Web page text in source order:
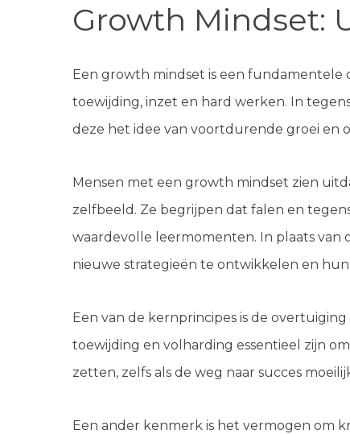
Growth Mindset:
Een growth mindset is een
toewijding, inzet en hard werken. In
deze het idee van voortdurende groei en
Mensen met een growth mindset zien
zelfbeeld. Ze begrijpen dat falen en
waardevolle leermomenten. In plaats van
nieuwe strategieën te ontwikkelen en
Een van de kernprincipes is de
toewijding en volharding essentieel zijn
zetten, zelfs als de weg naar succes
Een ander kenmerk is het vermogen om